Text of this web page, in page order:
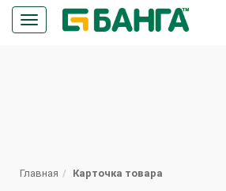
Кнопка
меню
Главная Карточка товара